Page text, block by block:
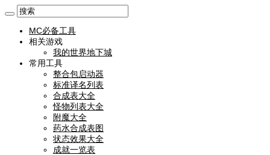
MC必备工具
相关游戏
我的世界地下城
常用工具
整合包启动器
标准译名列表
合成表大全
怪物列表大全
附魔大全
药水合成表图
状态效果大全
成就一览表